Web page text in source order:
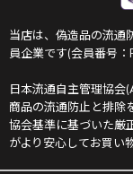
当店は、偽造品の流通
員企業です(会員番号
日本流通自主管理協会
商品の流通防止と排除
協会基準に基づいた厳
がより安心してお買い